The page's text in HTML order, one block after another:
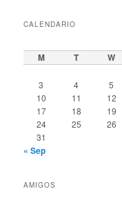
CALENDARIO
M T W
3
4 5
10
11 12
17
18 19
24
25 26
31
« Sep
AMIGOS